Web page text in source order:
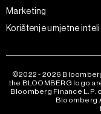
Marketing
Korištenje umjetne
©2022 - 2026
the BLOOMBERG logo
Bloomberg Finance
Bloomberg